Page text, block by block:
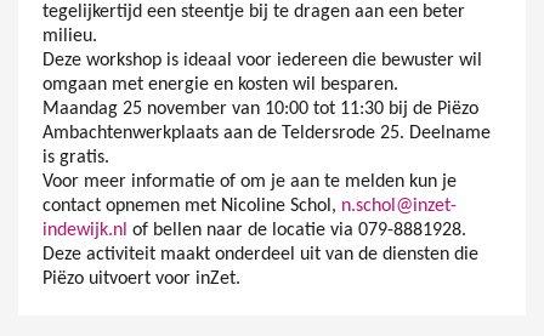
tegelijkertijd een steentje bij te dragen aan een beter
milieu.
Deze workshop is ideaal voor iedereen die bewuster wil
omgaan met energie en kosten wil besparen.
Maandag 25 november van 10:00 tot 11:30 bij de Piëzo
Ambachtenwerkplaats aan de Teldersrode 25. Deelname
is gratis.
Voor meer informatie of om je aan te melden kun je
contact opnemen met Nicoline Schol, n.schol@inzet-
indewijk.nl of bellen naar de locatie via 079-8881928.
Deze activiteit maakt onderdeel uit van de diensten die
Piëzo uitvoert voor inZet.